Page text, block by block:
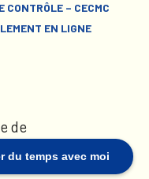
du temps avec moi
CONTRÔLE – CECMC
EN LIGNE
de